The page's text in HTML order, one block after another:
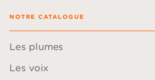
NOTRE CATALOGUE
Les plumes
Les voix